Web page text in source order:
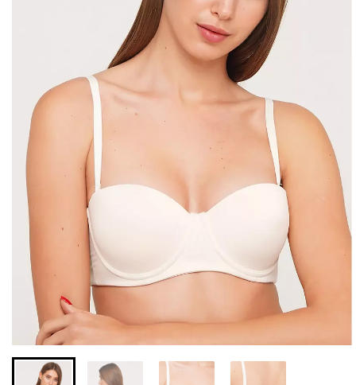
Безшовні легінси з
мікрофібри LEGGINGS 02
(чорний) Giulia
552 грн. 789 грн.
Безшовні бразиліана з
легкою корекцією
BRASILIAN SHAPEWEAR
black (чорний) Giulia
258 грн.